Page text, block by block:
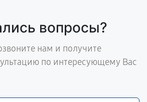
вопросы?
нам и получите
по интересующему Вас